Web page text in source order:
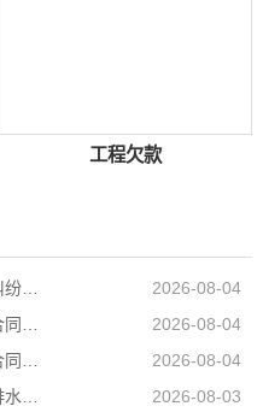
工程欠款
长沙讨债公司成功调解一起邻里纠纷，调解当日全部履行到位
2026-08-04
长沙讨账公司成功调解一起承揽合同纠纷案件，以柔性司法方式妥善化解民营企业之间矛盾
2026-08-04
长沙追账公司成功化解一起买卖合同纠纷，双方当事人对案件处理结果均表示认可和满意
2026-08-04
长沙讨债公司成功调处一起雨水排水引发的邻里相邻权纠纷
2026-08-03